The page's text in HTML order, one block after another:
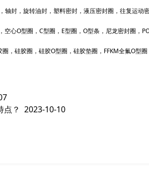
封，旋转油封，塑料密封，液压密封圈，往复运动
空心O型圈，C型圈，E型圈，O型条，尼龙密封圈，
，硅胶圈，硅胶O型圈，硅胶垫圈，FFKM全氟O型
点？ 2023-10-10